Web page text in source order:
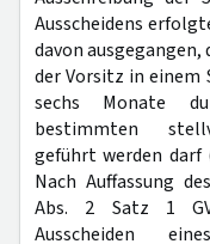
Ausscheidens
davon
der Vorsitz in einem
sechs Monate
bestimmten
geführt werden darf
Nach Auffassung
Abs. 2 Satz 1
Ausscheiden